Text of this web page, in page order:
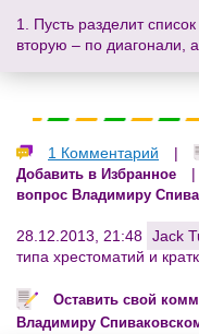
1. Пусть разделит
вторую – по диагонали,
1 Комментарий |
Добавить в Избранное |
вопрос Владимиру
28.12.2013, 21:48 Jack
типа хрестоматий и
Оставить свой
Владимиру